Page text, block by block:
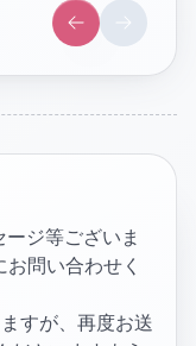
ジ等ございま
お問い合わせく
すが、再度お送